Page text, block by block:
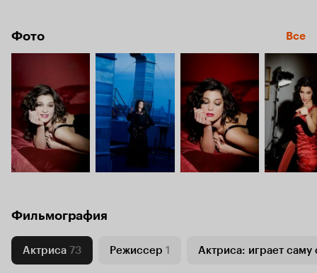
Фото Все
Фильмография
Актриса 73 Режиссер 1 Актриса: играет саму